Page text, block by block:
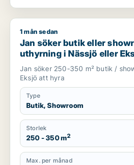
Jan söker butik eller showroom
1 mån sedan
Jan söker butik eller
uthyrning i Nässjö eller
Jan söker 250-350 m² butik /
Eksjö att hyra
Type
Butik, Showroom
Storlek
250 - 350 m2
Max. per månad